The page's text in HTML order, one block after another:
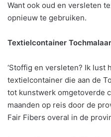
Want ook oud en versleten
opnieuw te gebruiken.
Textielcontainer
‘Stoffig en versleten? Ik lust
textielcontainer die aan de
tot kunstwerk omgetoverde
maanden op reis door de
Fair Fibers overal in de